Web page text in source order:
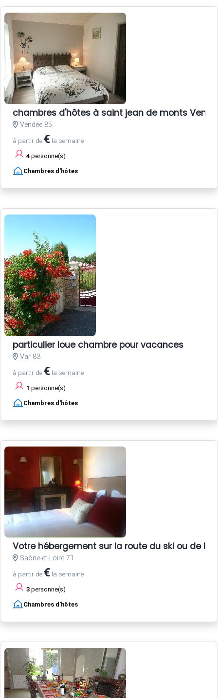
chambres d'hôtes à saint jean de monts
Vendée 85
à partir de € la semaine
4 personne(s)
Chambres d'hôtes
particulier loue chambre pour vacances
Var 83
à partir de € la semaine
1 personne(s)
Chambres d'hôtes
Votre hébergement sur la route du ski ou de la
Saône-et-Loire 71
à partir de € la semaine
3 personne(s)
Chambres d'hôtes